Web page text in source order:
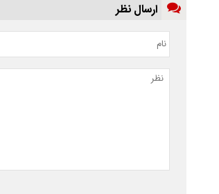
ارسال نظر